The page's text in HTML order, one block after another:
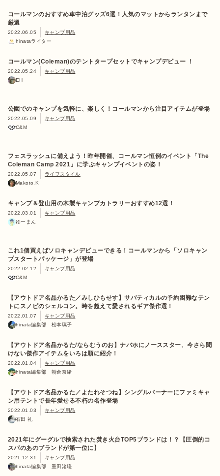
コールマンのおすすめ車中泊グッズ6選！人気のマットからランタンまで
厳選
2022.06.05
キャンプ用品
hinataライター
コールマン(Coleman)のテントタープセットでキャンプデビュー ！
2022.05.24
キャンプ用品
EH
公園でのキャンプを気軽に、楽しく！コールマンから注目アイテムが登場
2022.05.09
キャンプ用品
C&M
フェスラッシュに備えよう！昨年開催、コールマン恒例のイベント「The
Coleman Camp 2021」に学ぶキャンプイベントの姿！
2022.05.07
ライフスタイル
Makoto.K
キャンプ＆登山用の木製キャンプカトラリーおすすめ12選！
2022.03.01
キャンプ用品
ゆーまん
これ1個買えばソロキャンデビューできる！コールマンから「ソロキャン
プスタートパッケージ」が登場
2022.02.12
キャンプ用品
C&M
【アウトドア名品かるた／みしひもせす】サバティカルの予約困難なテン
トにスノピのシェルコン。時を超えて愛されるギア傑作選！
2022.01.07
キャンプ用品
hinata編集部 松本璃子
【アウトドア名品かるた/ならむうのお】ナバホにノーススター、今さら聞
けない傑作アイテムをいろは順に紹介！
2022.01.04
キャンプ用品
hinata編集部 朝倉奈緒
【アウトドア名品かるた／よたれそつね】シングルバーナーにファミキャ
ン用テントで長年愛せる不朽の名作登場
2022.01.03
キャンプ用品
石田 礼
2021年にグーグルで検索された焚き火台TOP5ブランドは！？【圧倒的コ
スパのあのブランドが第一位に】
2021.12.31
キャンプ用品
hinata編集部 重田渚瑳